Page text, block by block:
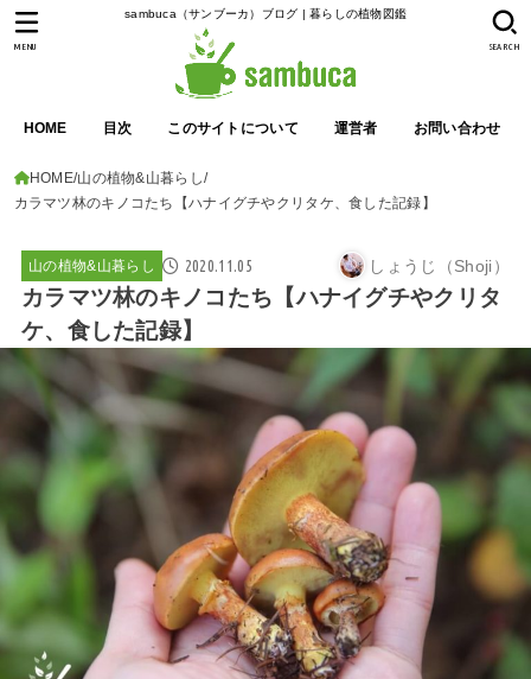
sambuca（サンブーカ）ブログ | 暮らしの植物図鑑
HOME 目次 このサイトについて 運営者 お問い合わせ
SEARCH
MENU
HOME 山の植物&山暮らし
カラマツ林のキノコたち【ハナイグチやクリタケ、食した記録】
山の植物&山暮らし 2020.11.05 しょうじ（Shoji）
カラマツ林のキノコたち【ハナイグチやクリタ
ケ、食した記録】